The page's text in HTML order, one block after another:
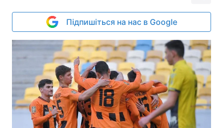
Підпишіться на нас в Google